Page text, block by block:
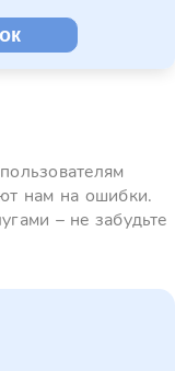
нам на ошибки.
– не забудьте